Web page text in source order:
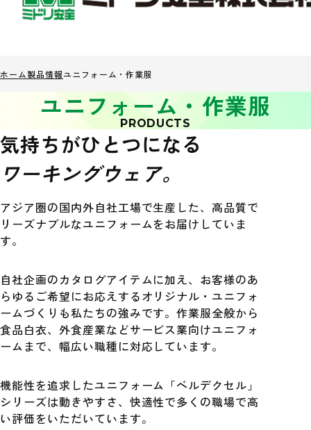
ホーム製品情報ユニフォーム・作業服
ユニフォーム・作業服
PRODUCTS
気持ちがひとつになる
ワーキングウェア。
アジア圏の国内外自社工場で生産した、高品質で
リーズナブルなユニフォームをお届けしていま
す。
自社企画のカタログアイテムに加え、お客様のあ
らゆるご希望にお応えするオリジナル・ユニフォ
ームづくりも私たちの強みです。作業服全般から
食品白衣、外食産業などサービス業向けユニフォ
ームまで、幅広い職種に対応しています。
機能性を追求したユニフォーム「ベルデクセル」
シリーズは動きやすさ、快適性で多くの職場で高
い評価をいただいています。